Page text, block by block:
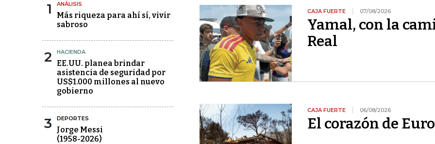
1 ANÁLISIS
Más riqueza para ahí sí, vivir
sabroso
2 HACIENDA
EE.UU. planea brindar
asistencia de seguridad por
US$1.000 millones al nuevo
gobierno
3 DEPORTES
Jorge Messi
(1958-2026)
CAJA FUERTE 07/08/2026
Yamal, con la
Real
CAJA FUERTE 06/08/2026
El corazón de